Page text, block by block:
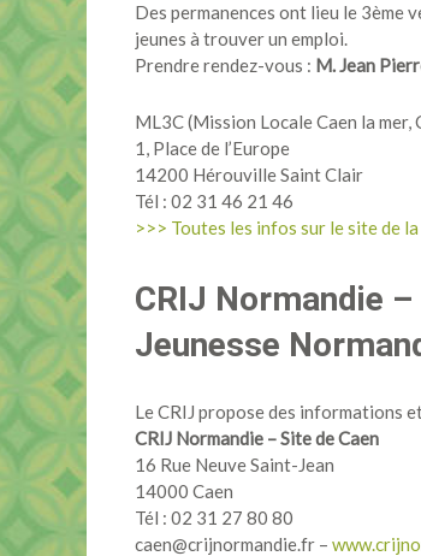
Des permanences ont lieu le 3ème
jeunes à trouver un emploi.
Prendre rendez-vous : M. Jean
ML3C (Mission Locale Caen la mer,
1, Place de l’Europe
14200 Hérouville Saint Clair
Tél : 02 31 46 21 46
>>> Toutes les infos sur le site de
CRIJ Normandie
Jeunesse
Le CRIJ propose des informations
CRIJ Normandie – Site de Caen
16 Rue Neuve Saint-Jean
14000 Caen
Tél : 02 31 27 80 80
caen@crijnormandie.fr –